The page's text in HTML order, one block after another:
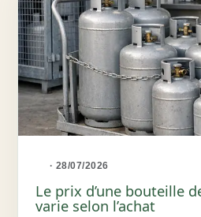
· 28/07/2026
Le prix d’une bouteille
varie selon l’achat